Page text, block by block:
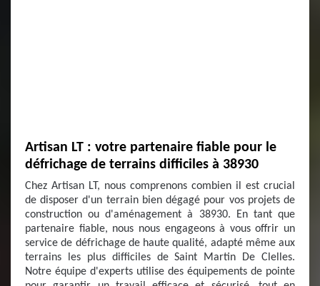
Artisan LT : votre partenaire fiable pour le
défrichage de terrains difficiles à 38930
Chez Artisan LT, nous comprenons combien il est crucial
de disposer d'un terrain bien dégagé pour vos projets de
construction ou d'aménagement à 38930. En tant que
partenaire fiable, nous nous engageons à vous offrir un
service de défrichage de haute qualité, adapté même aux
terrains les plus difficiles de Saint Martin De Clelles.
Notre équipe d'experts utilise des équipements de pointe